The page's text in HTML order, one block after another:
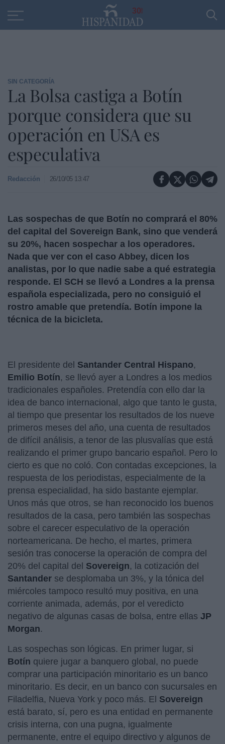
30
SIN CATEGORÍA
La Bolsa castiga a Botín
porque considera que su
operación en USA es
especulativa
Redacción 26/10/05 13:47
Las sospechas de que Botín no comprará el 80%
del capital del Sovereign Bank, sino que venderá
su 20%, hacen sospechar a los operadores.
Nada que ver con el caso Abbey, dicen los
analistas, por lo que nadie sabe a qué estrategia
responde. El SCH se llevó a Londres a la prensa
española especializada, pero no consiguió el
rostro amable que pretendía. Botín impone la
técnica de la bicicleta.
El presidente del Santander Central Hispano,
Emilio Botín, se llevó ayer a Londres a los medios
tradicionales españoles. Pretendía con ello dar la
idea de banco internacional, algo que tanto le gusta,
al tiempo que presentar los resultados de los nueve
primeros meses del año, una cuenta de resultados
de difícil análisis, a tenor de las plusvalías que está
realizando el primer grupo bancario español. Pero lo
cierto es que no coló. Con contadas excepciones, la
respuesta de los periodistas, especialmente de la
prensa especialidad, ha sido bastante ejemplar.
Unos más que otros, se han reconocido los buenos
resultados de la casa, pero también las sospechas
sobre el carecer especulativo de la operación
norteamericana. De hecho, el martes, primera
sesión tras conocerse la operación de compra del
20% del capital del Sovereign, la cotización del
Santander se desplomaba un 3%, y la tónica del
miércoles tampoco resultó muy positiva, en una
corriente animada, además, por el veredicto
negativo de algunas casas de bolsa, entre ellas JP
Morgan.
Las sospechas son lógicas. En primer lugar, si
Botín quiere jugar a banquero global, no puede
comprar una participación minoritario es un banco
minoritario. Es decir, en un banco con sucursales en
Filadelfia, Nueva York y poco más. El Sovereign
está barato, sí, pero es una entidad en permanente
crisis interna, con una pugna, igualmente
permanente, entre el equipo directivo y algunos de